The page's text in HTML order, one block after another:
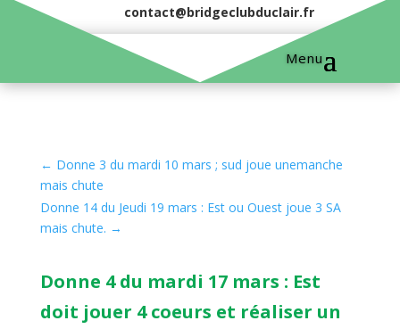
contact@bridgeclubduclair.fr
← Donne 3 du mardi 10 mars ; sud joue unemanche
mais chute
Donne 14 du Jeudi 19 mars : Est ou Ouest joue 3 SA
mais chute. →
Donne 4 du mardi 17 mars : Est
doit jouer 4 coeurs et réaliser un